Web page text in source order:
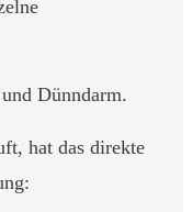
Dünndarm.
hat das direkte